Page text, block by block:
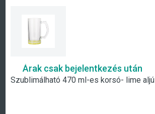
Árak csak bejelentkezés után
Szublimálható 470 ml-es korsó- lime aljú